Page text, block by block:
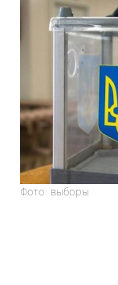
Фото: выборы